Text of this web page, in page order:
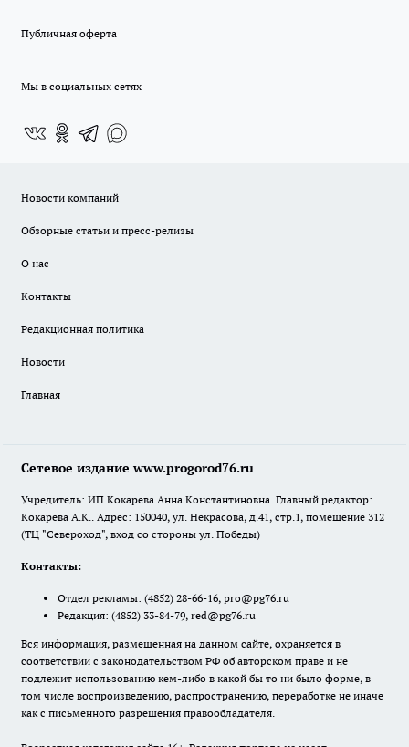
Публичная оферта
Мы в социальных сетях
Новости компаний
Обзорные статьи и пресс-релизы
О нас
Контакты
Редакционная политика
Новости
Главная
Сетевое издание www.progorod76.ru
Учредитель: ИП Кокарева Анна Константиновна. Главный редактор:
Кокарева А.К.. Адрес: 150040, ул. Некрасова, д.41, стр.1, помещение 312
(ТЦ "Североход", вход со стороны ул. Победы)
Контакты:
Отдел рекламы: (4852) 28-66-16, pro@pg76.ru
Редакция: (4852) 33-84-79, red@pg76.ru
Вся информация, размещенная на данном сайте, охраняется в
соответствии с законодательством РФ об авторском праве и не
подлежит использованию кем-либо в какой бы то ни было форме, в
том числе воспроизведению, распространению, переработке не иначе
как с письменного разрешения правообладателя.